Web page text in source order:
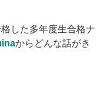
した多年度生合格ナ
からどんな話がき